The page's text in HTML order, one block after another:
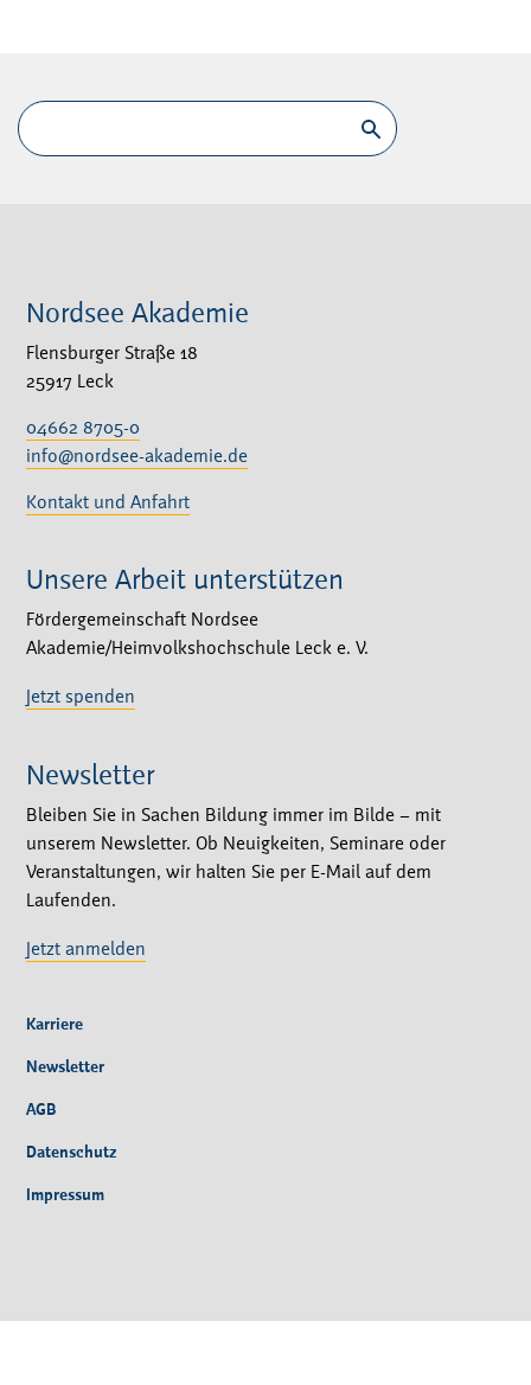
Nordsee Akademie
Flensburger Straße 18
25917 Leck
04662 8705-0
info@nordsee-akademie.de
Kontakt und Anfahrt
Unsere Arbeit unterstützen
Fördergemeinschaft Nordsee
Akademie/Heimvolkshochschule Leck e. V.
Jetzt spenden
Newsletter
Bleiben Sie in Sachen Bildung immer im Bilde – mit
unserem Newsletter. Ob Neuigkeiten, Seminare oder
Veranstaltungen, wir halten Sie per E-Mail auf dem
Laufenden.
Jetzt anmelden
Karriere
Newsletter
AGB
Datenschutz
Impressum